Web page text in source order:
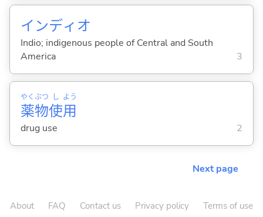
インディオ
Indio; indigenous people of Central and South
America
3
薬
やく
物
ぶつ
使
し
用
よう
drug use 2
Next page
About FAQ Contact us Privacy policy Terms of use